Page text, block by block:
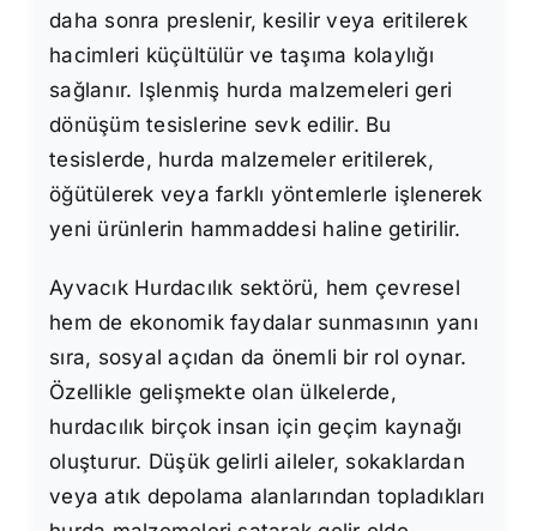
daha sonra preslenir, kesilir veya eritilerek
hacimleri küçültülür ve taşıma kolaylığı
sağlanır. Işlenmiş hurda malzemeleri geri
dönüşüm tesislerine sevk edilir. Bu
tesislerde, hurda malzemeler eritilerek,
öğütülerek veya farklı yöntemlerle işlenerek
yeni ürünlerin hammaddesi haline getirilir.
Ayvacık Hurdacılık sektörü, hem çevresel
hem de ekonomik faydalar sunmasının yanı
sıra, sosyal açıdan da önemli bir rol oynar.
Özellikle gelişmekte olan ülkelerde,
hurdacılık birçok insan için geçim kaynağı
oluşturur. Düşük gelirli aileler, sokaklardan
veya atık depolama alanlarından topladıkları